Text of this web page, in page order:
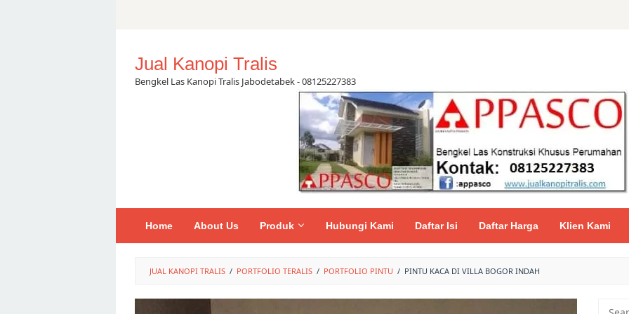
Jual Kanopi Tralis
Bengkel Las Kanopi Tralis Jabodetabek - 08125227383
Home About Us Produk Hubungi Kami Daftar Isi Daftar Harga Klien Kami
JUAL KANOPI TRALIS / PORTFOLIO TERALIS / PORTFOLIO PINTU / PINTU KACA DI VILLA BOGOR INDAH